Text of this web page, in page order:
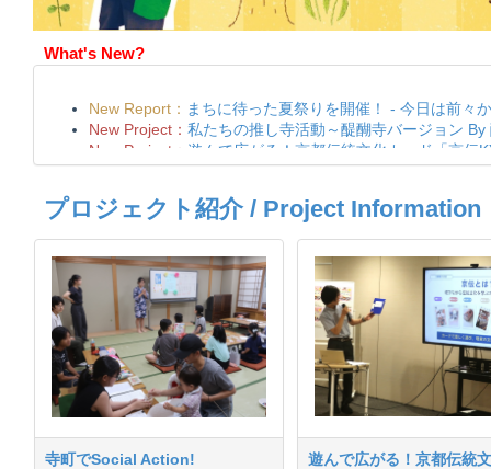
What's New?
プロジェクト紹介 / Project Information
寺町でSocial Action!
遊んで広がる！京都伝統